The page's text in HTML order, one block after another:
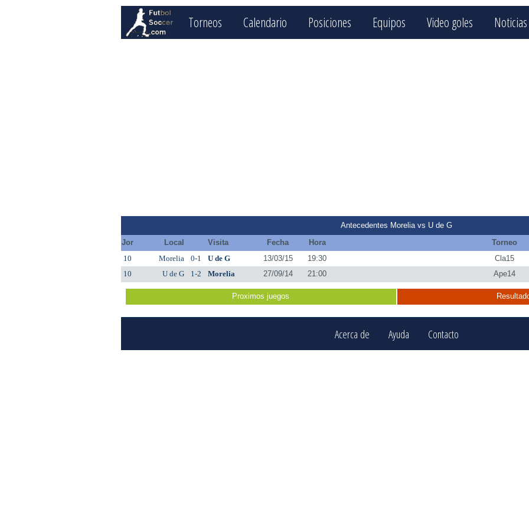
Torneos Calendario Posiciones Equipos Video goles Noticias
Antecedentes Morelia vs U de G
Jor
Local Visita Fecha Hora
Torneo
10
Morelia 0-1 U de G 13/03/15 19:30
Cla15
10
U de G 1-2 Morelia 27/09/14 21:00 Ape14
Proximos juegos
Acerca de Ayuda Contacto